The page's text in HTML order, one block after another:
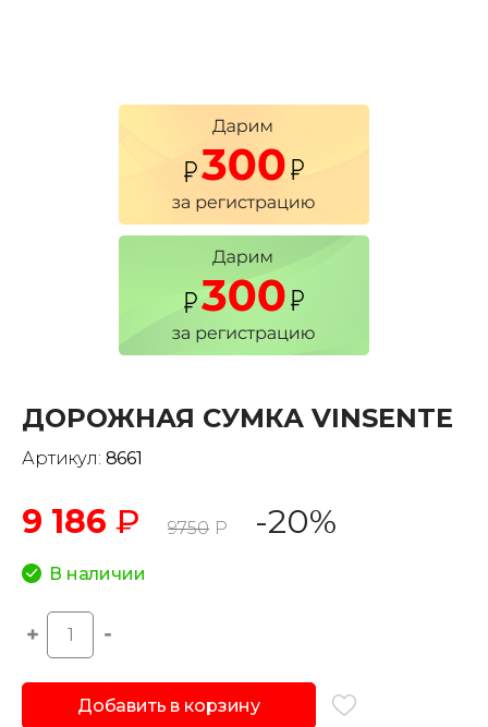
ДОРОЖНАЯ СУМКА VINSENTE
Артикул: 8661
9 186 ₽ 9750 Р -20%
В наличии
Добавить в корзину